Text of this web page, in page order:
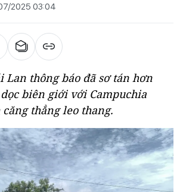
2025 03:04
Lan thông báo đã sơ tán hơn
biên giới với Campuchia
thẳng leo thang.